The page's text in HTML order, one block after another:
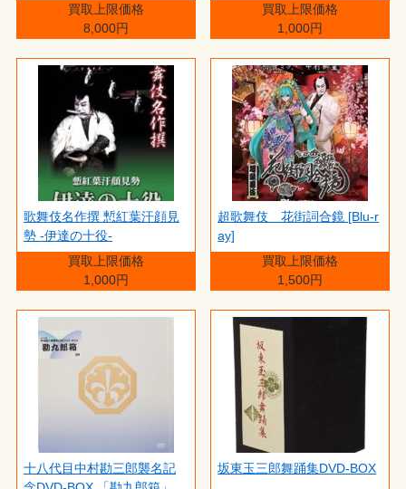
買取上限価格
8,000円
買取上限価格
1,000円
歌舞伎名作撰 慙紅葉汗顔見
勢 -伊達の十役-
買取上限価格
1,000円
超歌舞伎 花街詞合鏡 [Blu-r
ay]
買取上限価格
1,500円
十八代目中村勘三郎襲名記
坂東玉三郎舞踊集DVD-BOX